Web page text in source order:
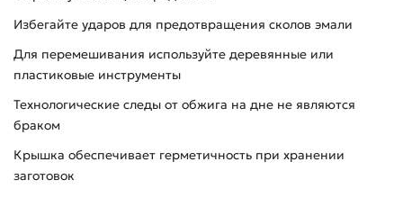
Избегайте ударов для предотвращения сколов эмали
Для перемешивания используйте деревянные или
пластиковые инструменты
Технологические следы от обжига на дне не являются
браком
Крышка обеспечивает герметичность при хранении
заготовок